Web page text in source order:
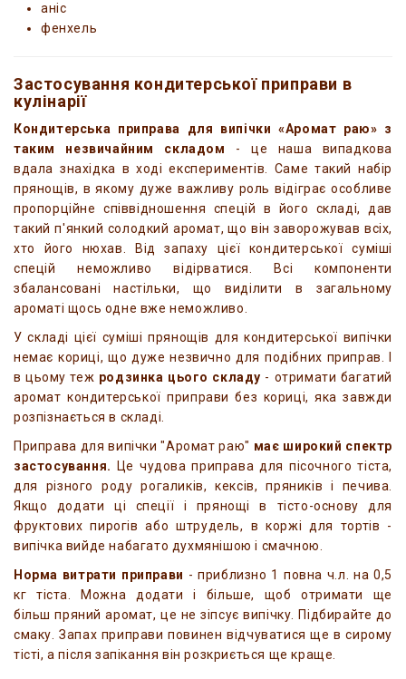
аніс
фенхель
Застосування кондитерської приправи в
кулінарії
Кондитерська приправа для випічки «Аромат раю» з
таким незвичайним складом
- це наша випадкова
вдала знахідка в ході експериментів. Саме такий набір
прянощів, в якому дуже важливу роль відіграє особливе
пропорційне співвідношення спецій в його складі, дав
такий п'янкий солодкий аромат, що він заворожував всіх,
хто його нюхав. Від запаху цієї кондитерської суміші
спецій неможливо відірватися. Всі компоненти
збалансовані настільки, що виділити в загальному
ароматі щось одне вже неможливо.
У складі цієї суміші прянощів для кондитерської випічки
немає кориці, що дуже незвично для подібних приправ. І
в цьому теж родзинка цього складу - отримати багатий
аромат кондитерської приправи без кориці, яка завжди
розпізнається в складі.
Приправа для випічки "Аромат раю" має широкий спектр
застосування.
Це чудова приправа для пісочного тіста,
для різного роду рогаликів, кексів, пряників і печива.
Якщо додати ці спеції і прянощі в тісто-основу для
фруктових пирогів або штрудель, в коржі для тортів -
випічка вийде набагато духмянішою і смачною.
Норма витрати приправи - приблизно 1 повна ч.л. на 0,5
кг тіста. Можна додати і більше, щоб отримати ще
більш пряний аромат, це не зіпсує випічку. Підбирайте до
смаку. Запах приправи повинен відчуватися ще в сирому
тісті, а після запікання він розкриється ще краще.